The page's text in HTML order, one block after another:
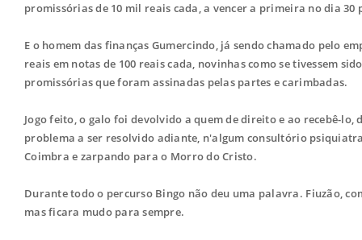
promissórias de 10 mil reais cada, a vencer a primeira no dia 30
E o homem das finanças Gumercindo, já sendo chamado pelo
reais em notas de 100 reais cada, novinhas como se tivessem
promissórias que foram assinadas pelas partes e carimbadas.
Jogo feito, o galo foi devolvido a quem de direito e ao recebê-
problema a ser resolvido adiante, n'algum consultório
Coimbra e zarpando para o Morro do Cristo.
Durante todo o percurso Bingo não deu uma palavra. Fiuzão,
mas ficara mudo para sempre.